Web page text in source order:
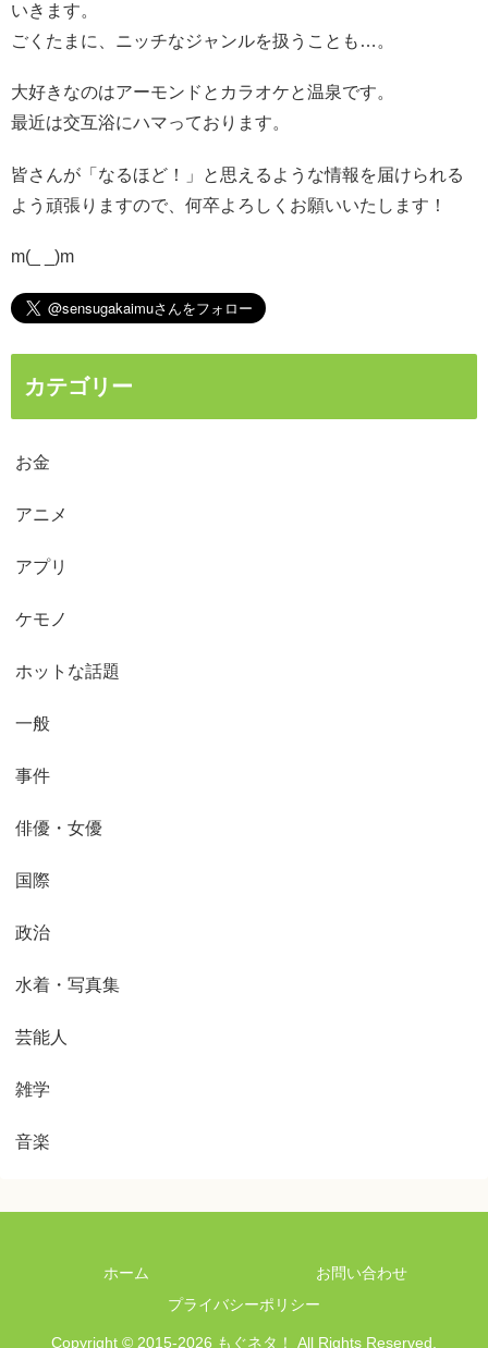
いきます。
ごくたまに、ニッチなジャンルを扱うことも…。
大好きなのはアーモンドとカラオケと温泉です。
最近は交互浴にハマっております。
皆さんが「なるほど！」と思えるような情報を届けられる
よう頑張りますので、何卒よろしくお願いいたします！
m(_ _)m
カテゴリー
お金
アニメ
アプリ
ケモノ
ホットな話題
一般
事件
俳優・女優
国際
政治
水着・写真集
芸能人
雑学
音楽
ホーム
お問い合わせ
プライバシーポリシー
Copyright © 2015-2026 もぐネタ！ All Rights Reserved.